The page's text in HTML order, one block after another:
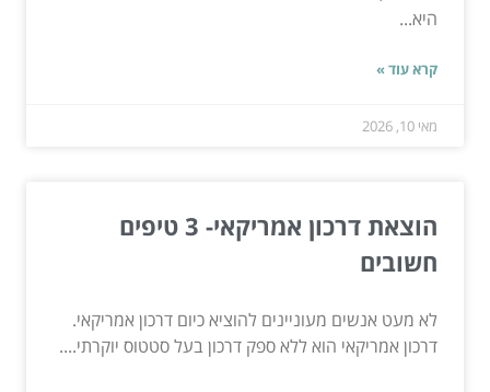
היא...
קרא עוד »
מאי 10, 2026
הוצאת דרכון אמריקאי- 3 טיפים
חשובים
לא מעט אנשים מעוניינים להוציא כיום דרכון אמריקאי.
דרכון אמריקאי הוא ללא ספק דרכון בעל סטטוס יוקרתי....